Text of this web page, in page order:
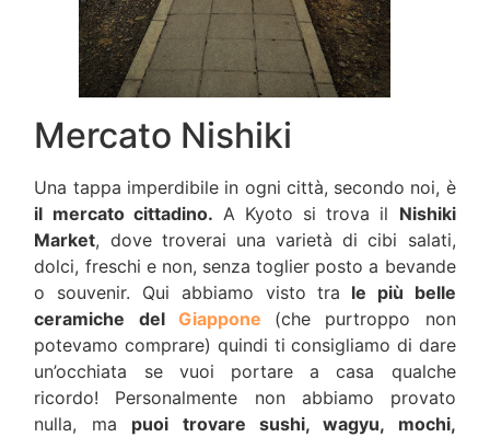
Mercato Nishiki
Una tappa imperdibile in ogni città, secondo noi, è
il mercato cittadino. A Kyoto si trova il Nishiki
Market, dove troverai una varietà di cibi salati,
dolci, freschi e non, senza toglier posto a bevande
o souvenir. Qui abbiamo visto tra le più belle
ceramiche del Giappone
(che purtroppo non
potevamo comprare) quindi ti consigliamo di dare
un’occhiata se vuoi portare a casa qualche
ricordo! Personalmente non abbiamo provato
nulla, ma puoi trovare sushi, wagyu, mochi,